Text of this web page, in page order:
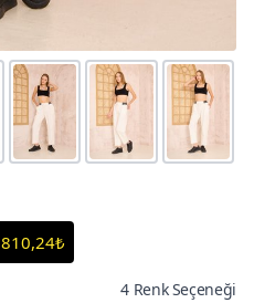
810,24₺
4 Renk Seçeneği